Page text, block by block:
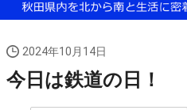
2024年10月14日
今日は鉄道の日！